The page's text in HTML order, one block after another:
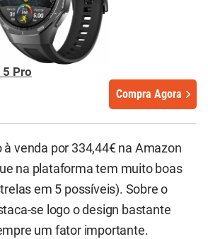
5 Pro
Compra Agora
à venda por 334,44€ na Amazon
na plataforma tem muito boas
em 5 possíveis). Sobre o
se logo o design bastante
um fator importante.